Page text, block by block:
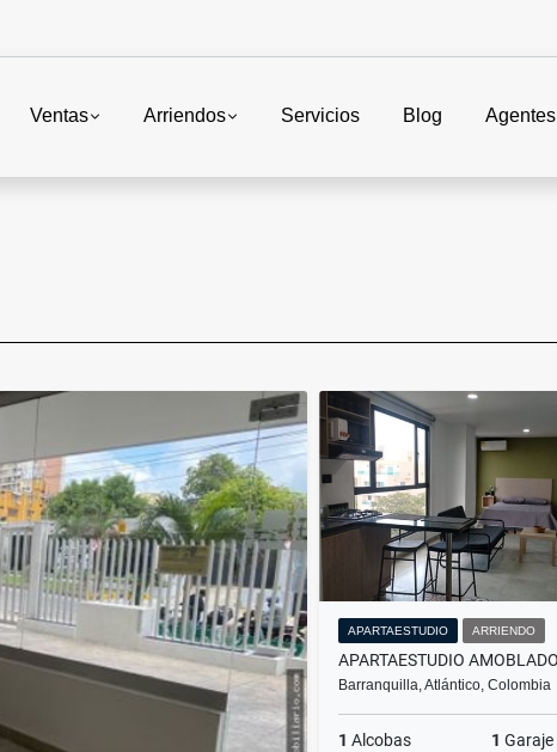
Ventas Arriendos Servicios Blog Agentes
APARTAESTUDIO ARRIENDO
Barranquilla, Atlántico, Colombia
1 Alcobas 1 Garaje